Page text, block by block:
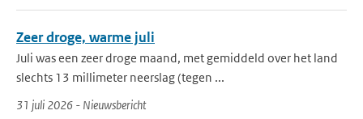
Zeer droge, warme juli
Juli was een zeer droge maand, met gemiddeld over het land
slechts 13 millimeter neerslag (tegen ...
31 juli 2026 - Nieuwsbericht